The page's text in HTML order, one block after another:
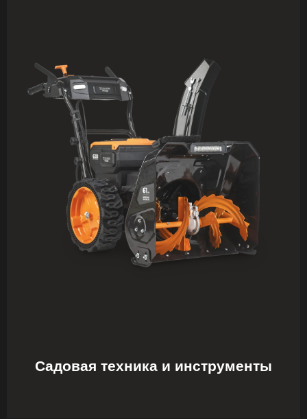
Садовая техника и инструменты